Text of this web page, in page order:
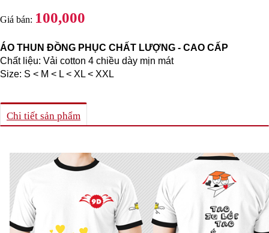
Giá bán: 100,000
ÁO THUN ĐỒNG PHỤC CHẤT LƯỢNG - CAO CẤP
Chất liệu: Vải cotton 4 chiều dày mịn mát
Size: S < M < L < XL < XXL
Chi tiết sản phẩm